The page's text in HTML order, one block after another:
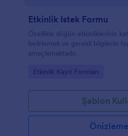
Etkinlik Istek Formu
Özellikle düğün etkinliklerinin
belirlemek ve gerekli bilgilerin
amaçlamaktadır.
Go to Category:
Etkinlik Kayıt Formları
Şablon
Önizleme